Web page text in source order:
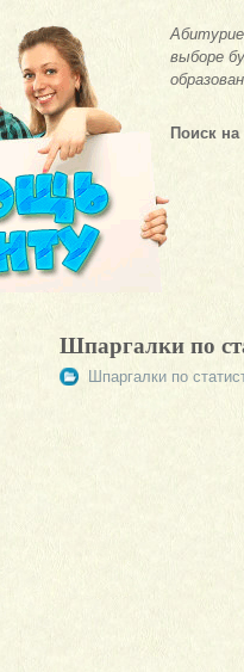
выборе
Поиск на
Шпаргалки по
Шпаргалки по